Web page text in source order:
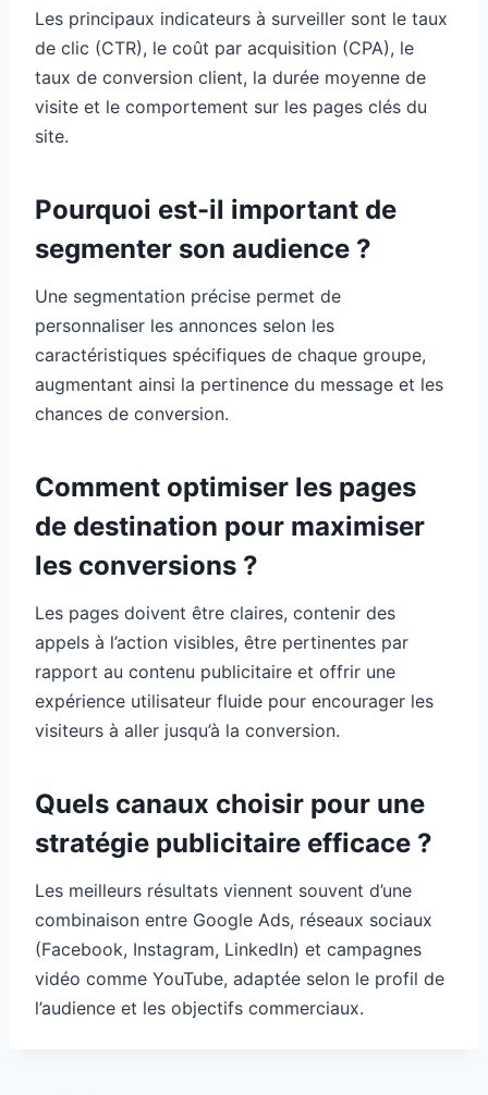
Les principaux indicateurs à surveiller sont le taux
de clic (CTR), le coût par acquisition (CPA), le
taux de conversion client, la durée moyenne de
visite et le comportement sur les pages clés du
site.
Pourquoi est-il important de
segmenter son audience ?
Une segmentation précise permet de
personnaliser les annonces selon les
caractéristiques spécifiques de chaque groupe,
augmentant ainsi la pertinence du message et les
chances de conversion.
Comment optimiser les pages
de destination pour maximiser
les conversions ?
Les pages doivent être claires, contenir des
appels à l’action visibles, être pertinentes par
rapport au contenu publicitaire et offrir une
expérience utilisateur fluide pour encourager les
visiteurs à aller jusqu’à la conversion.
Quels canaux choisir pour une
stratégie publicitaire efficace ?
Les meilleurs résultats viennent souvent d’une
combinaison entre Google Ads, réseaux sociaux
(Facebook, Instagram, LinkedIn) et campagnes
vidéo comme YouTube, adaptée selon le profil de
l’audience et les objectifs commerciaux.